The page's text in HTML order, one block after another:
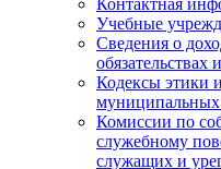
Контактная
Учебные
Сведения о
обязательствах
Кодексы этики
муниципальных
Комиссии по
служебному
служащих и